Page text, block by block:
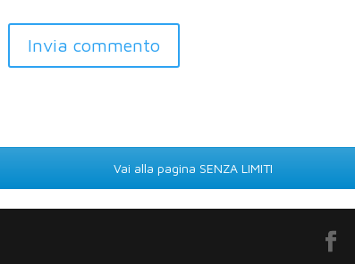
Invia commento
Vai alla pagina SENZA LIMITI